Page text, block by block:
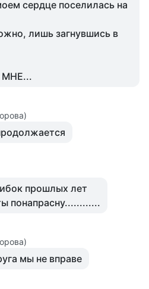
сердце поселилась на
лишь загнувшись в
прошлых лет
понапрасну............
мы не вправе